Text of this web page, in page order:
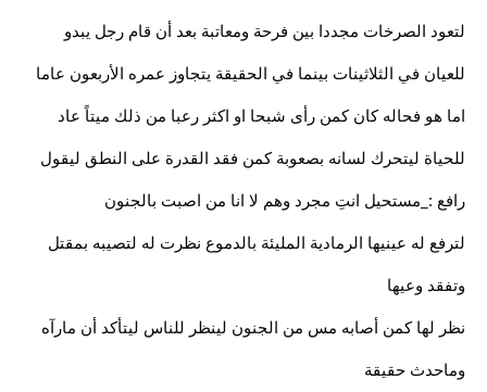
لتعود الصرخات مجددا بين فرحة ومعاتبة بعد أن قام رجل يبدو
للعيان في الثلاثينات بينما في الحقيقة يتجاوز عمره الأربعون عاما
اما هو فحاله كان كمن رأى شبحا او اكثر رعبا من ذلك ميتاً عاد
للحياة ليتحرك لسانه بصعوبة كمن فقد القدرة على النطق ليقول
رافع :_مستحيل انتِ مجرد وهم لا انا من اصبت بالجنون
لترفع له عينيها الرمادية المليئة بالدموع نظرت له لتصيبه بمقتل
وتفقد وعيها
نظر لها كمن أصابه مس من الجنون لينظر للناس ليتأكد أن مارآه
وماحدث حقيقة